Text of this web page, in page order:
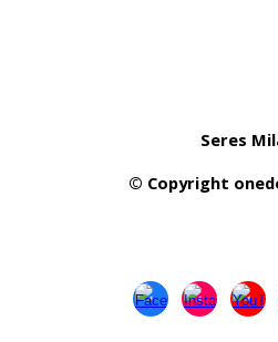
Seres
© Copyright